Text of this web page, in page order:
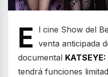
E
l cine Show del
venta anticipada
documental
tendrá funciones